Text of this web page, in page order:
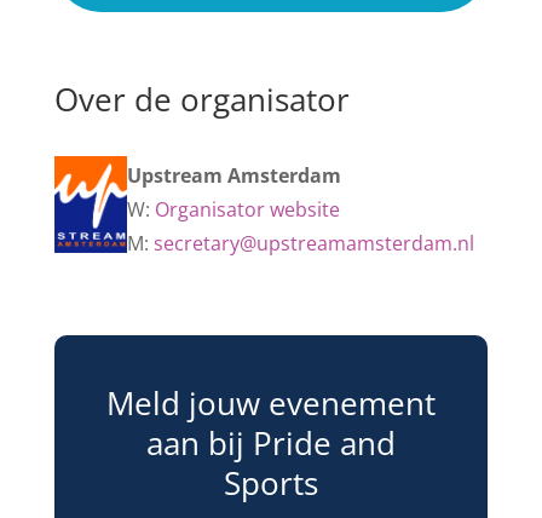
Over de organisator
Upstream Amsterdam
W: Organisator website
M: secretary@upstreamamsterdam.nl
Meld jouw evenement
aan bij Pride and
Sports